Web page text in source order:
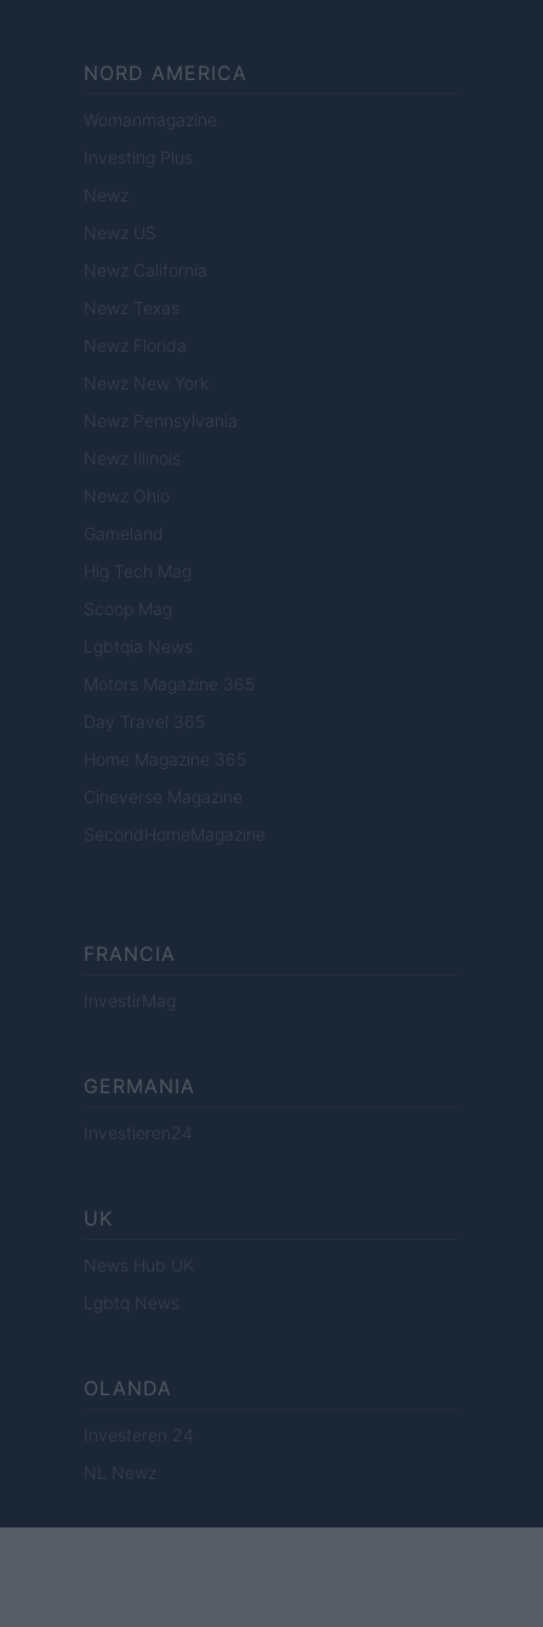
NORD AMERICA
Womanmagazine
Investing Plus
Newz
Newz US
Newz California
Newz Texas
Newz Florida
Newz New York
Newz Pennsylvania
Newz Illinois
Newz Ohio
Gameland
Hig Tech Mag
Scoop Mag
Lgbtqia News
Motors Magazine 365
Day Travel 365
Home Magazine 365
Cineverse Magazine
SecondHomeMagazine
FRANCIA
InvestirMag
GERMANIA
Investieren24
UK
News Hub UK
Lgbtq News
OLANDA
Investeren 24
NL Newz